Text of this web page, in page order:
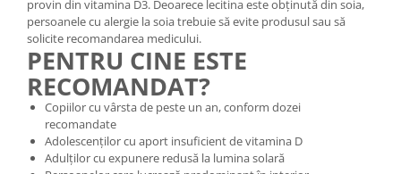
provin din vitamina D3. Deoarece lecitina este obținută din soia,
persoanele cu alergie la soia trebuie să evite produsul sau să
solicite recomandarea medicului.
PENTRU CINE ESTE
RECOMANDAT?
Copiilor cu vârsta de peste un an, conform dozei
recomandate
Adolescenților cu aport insuficient de vitamina D
Adulților cu expunere redusă la lumina solară